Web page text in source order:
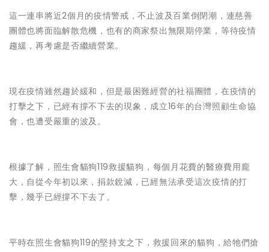
這一連串將近2個月的疫情警戒，不止波及百業倒閉潮，連慈善
團體也將面臨解散危機，也有的商家祭出無限期停業，等待疫情
趨緩，再考慮是否繼續營業。
現在疫情雖然趨於緩和，但是最困難經營的社福團體，在疫情的
打擊之下，已經有撐不下去的現象，成立16年的台灣照顧生命協
會，也遭受嚴重的波及。
根據了解，照生會貓狗119救援貓狗，每個月花費的醫療費用龐
大，自從今年初以來，捐款銳減，已經無法承受這次疫情的打
擊，幾乎已經撐不下去了。
平時在照生會貓狗119的堅持支之下，救援回來的貓狗，給牠們搶